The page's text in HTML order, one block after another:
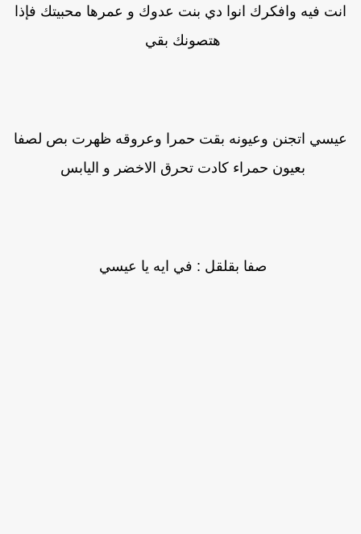
انت فيه وافكرك انوا دي بنت عدوك و عمرها محبيتك فإذا
هتصونك بقي
عيسي اتجنن وعيونه بقت حمرا وعروقه ظهرت بص لصفا
بعيون حمراء كادت تحرق الاخضر و اليابس
صفا بقلقل : في ايه يا عيسي